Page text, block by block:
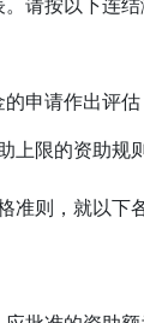
请按以下连结
申请作出评
上限的资助规
准则，就以下